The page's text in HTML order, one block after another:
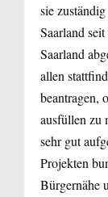
sie
Saarland
Saarland
allen
beantragen,
ausfüllen zu
sehr gut
Projekten
Bürgernähe